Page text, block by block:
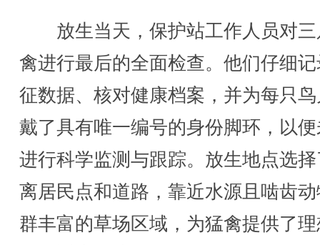
放生当天，保护站工作人员对三
禽进行最后的全面检查。他们仔细
征数据、核对健康档案，并为每只
戴了具有唯一编号的身份脚环，以
进行科学监测与跟踪。放生地点选
离居民点和道路，靠近水源且啮齿
群丰富的草场区域，为猛禽提供了